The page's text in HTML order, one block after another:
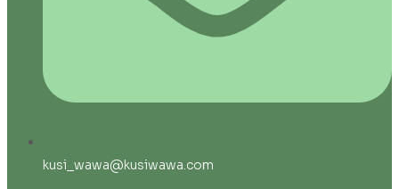
kusi_wawa@kusiwawa.com